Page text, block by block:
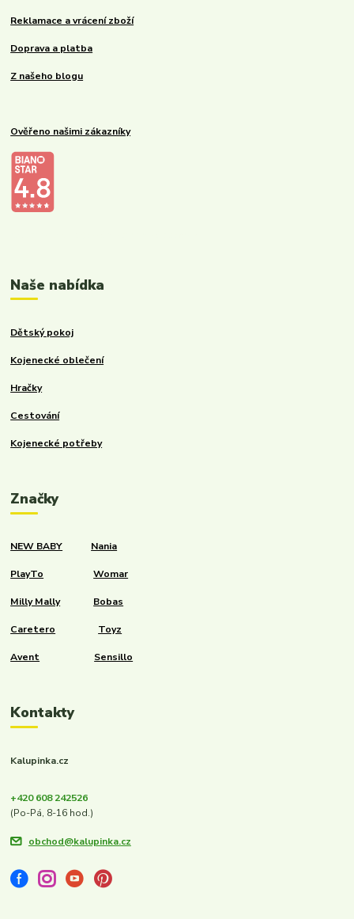
Reklamace a vrácení zboží
Doprava a platba
Z našeho blogu
Ověřeno našimi zákazníky
Naše nabídka
Dětský pokoj
Kojenecké oblečení
Hračky
Cestování
Kojenecké potřeby
Značky
NEW BABY Nania
PlayTo Womar
Milly Mally Bobas
Caretero Toyz
Avent Sensillo
Kontakty
Kalupinka.cz
+420 608 242526
(Po-Pá, 8-16 hod.)
obchod@kalupinka.cz